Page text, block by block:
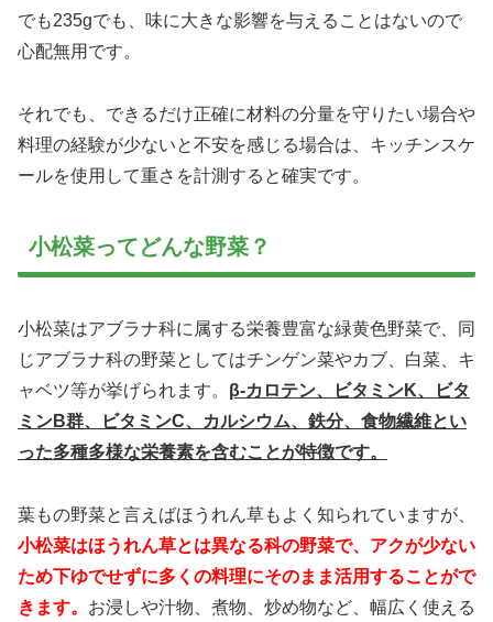
でも235gでも、味に大きな影響を与えることはないので
心配無用です。
それでも、できるだけ正確に材料の分量を守りたい場合や
料理の経験が少ないと不安を感じる場合は、キッチンスケ
ールを使用して重さを計測すると確実です。
小松菜ってどんな野菜？
小松菜はアブラナ科に属する栄養豊富な緑黄色野菜で、同
じアブラナ科の野菜としてはチンゲン菜やカブ、白菜、キ
ャベツ等が挙げられます。 β-カロテン、ビタミンK、ビタ
ミンB群、ビタミンC、カルシウム、鉄分、食物繊維とい
った多種多様な栄養素を含むことが特徴です。
葉もの野菜と言えばほうれん草もよく知られていますが、
小松菜はほうれん草とは異なる科の野菜で、アクが少ない
ため下ゆでせずに多くの料理にそのまま活用することがで
きます。 お浸しや汁物、煮物、炒め物など、幅広く使える